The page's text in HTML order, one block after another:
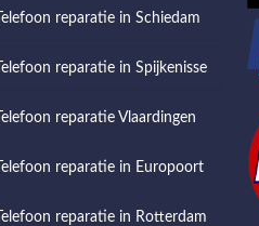
Telefoon reparatie in Schiedam
Telefoon reparatie in Spijkenisse
Telefoon reparatie Vlaardingen
Telefoon reparatie in Europoort
Telefoon reparatie in Rotterdam